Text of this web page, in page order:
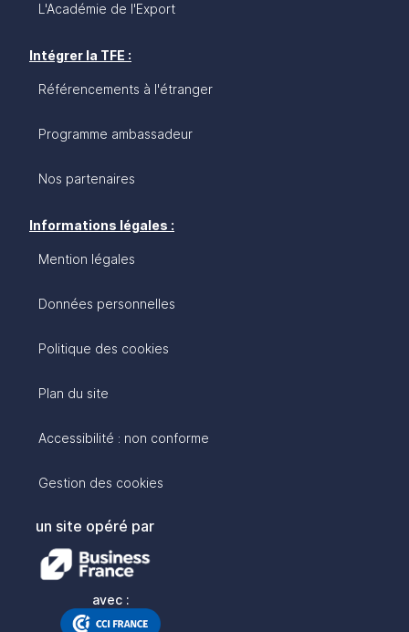
L'Académie de l'Export
Intégrer la TFE :
Référencements à l'étranger
Programme ambassadeur
Nos partenaires
Informations légales :
Mention légales
Données personnelles
Politique des cookies
Plan du site
Accessibilité : non conforme
Gestion des cookies
un site opéré par
avec :